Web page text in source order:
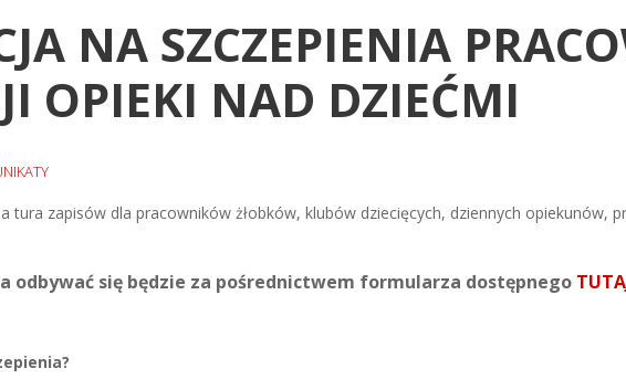
NA SZCZEPIENIA
OPIEKI NAD DZIEĆMI
tura zapisów dla pracowników żłobków, klubów dziecięcych, dziennych opiekunów,
odbywać się będzie za pośrednictwem formularza dostępnego